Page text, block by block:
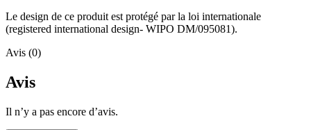
Le design de ce produit est protégé par la loi internationale
(registered international design- WIPO DM/095081).
Avis (0)
Avis
Il n’y a pas encore d’avis.